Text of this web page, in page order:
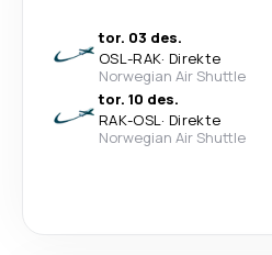
tor. 03 des.
OSL-RAK· Direkte
Norwegian Air Shuttle
tor. 10 des.
RAK-OSL· Direkte
Norwegian Air Shuttle